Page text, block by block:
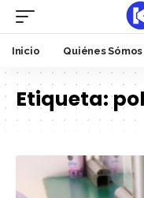
Inicio Quiénes Sómos
Etiqueta: